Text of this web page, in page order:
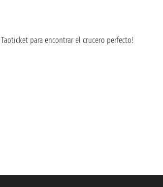
Taoticket para encontrar el crucero perfecto!